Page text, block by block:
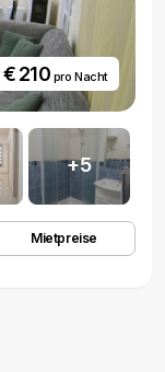
€ 210 pro Nacht
+5
Mietpreise